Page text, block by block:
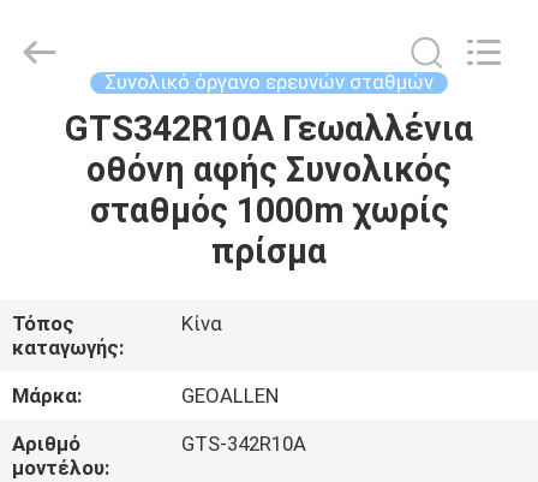
ΣΠΊΤΙ
ΠΡΟΪΌΝΤΑ
ΕΜΕΊΣ
ΓΎΡΟΣ
ΕΡΓΟΣΤΑΣΊΩΝ
ALLEN
CO.,LTD..
Συνολικό όργανο ερευνών σταθμών
GTS342R10A Γεωαλλένια
οθόνη αφής Συνολικός
σταθμός 1000m χωρίς
πρίσμα
Τόπος
καταγωγής:
Κίνα
Μάρκα:
GEOALLEN
Αριθμό
μοντέλου:
GTS-342R10A